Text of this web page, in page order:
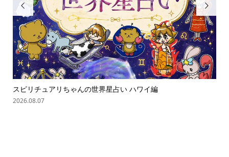

スピリチュアリちゃんの世界星占い ハワイ編
2026.08.07
